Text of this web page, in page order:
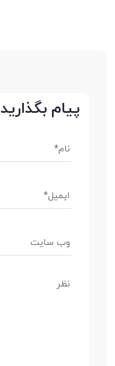
پیام بگذارید